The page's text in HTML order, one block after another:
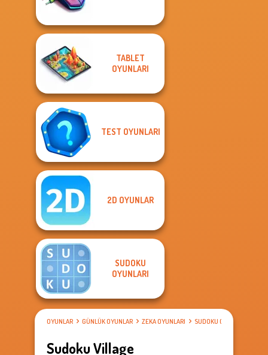
TABLET
OYUNLARI
TEST OYUNLARI
2D OYUNLAR
SUDOKU
OYUNLARI
OYUNLAR GÜNLÜK OYUNLAR ZEKA OYUNLARI SUDOKU OYUNLARI
Sudoku Village